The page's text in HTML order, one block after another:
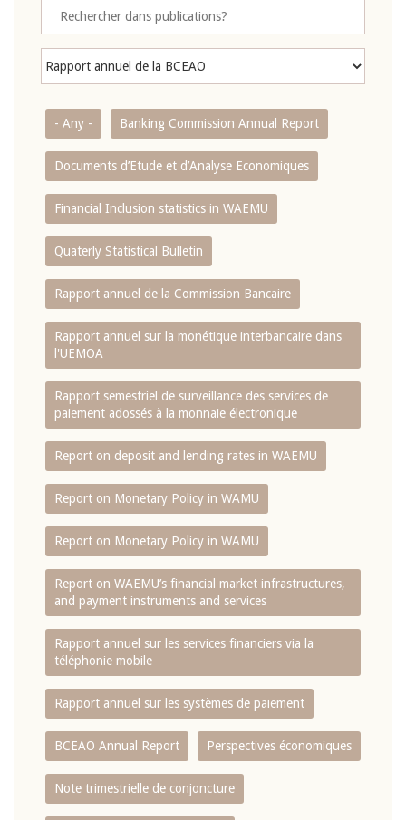
- Any - Banking Commission Annual Report
Documents d’Etude et d’Analyse Economiques
Financial Inclusion statistics in WAEMU
Quaterly Statistical Bulletin
Rapport annuel de la Commission Bancaire
Rapport annuel sur la monétique interbancaire dans
l'UEMOA
Rapport semestriel de surveillance des services de
paiement adossés à la monnaie électronique
Report on deposit and lending rates in WAEMU
Report on Monetary Policy in WAMU
Report on Monetary Policy in WAMU
Report on WAEMU’s financial market infrastructures,
and payment instruments and services
Rapport annuel sur les services financiers via la
téléphonie mobile
Rapport annuel sur les systèmes de paiement
BCEAO Annual Report Perspectives économiques
Note trimestrielle de conjoncture